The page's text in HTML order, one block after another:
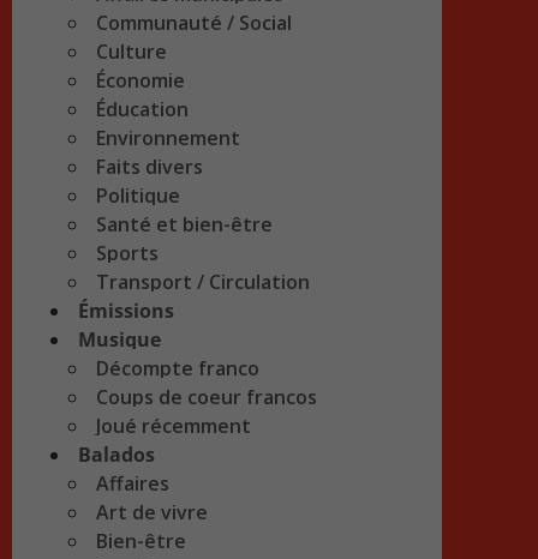
Communauté / Social
Culture
Économie
Éducation
Environnement
Faits divers
Politique
Santé et bien-être
Sports
Transport / Circulation
Émissions
Musique
Décompte franco
Coups de coeur francos
Joué récemment
Balados
Affaires
Art de vivre
Bien-être